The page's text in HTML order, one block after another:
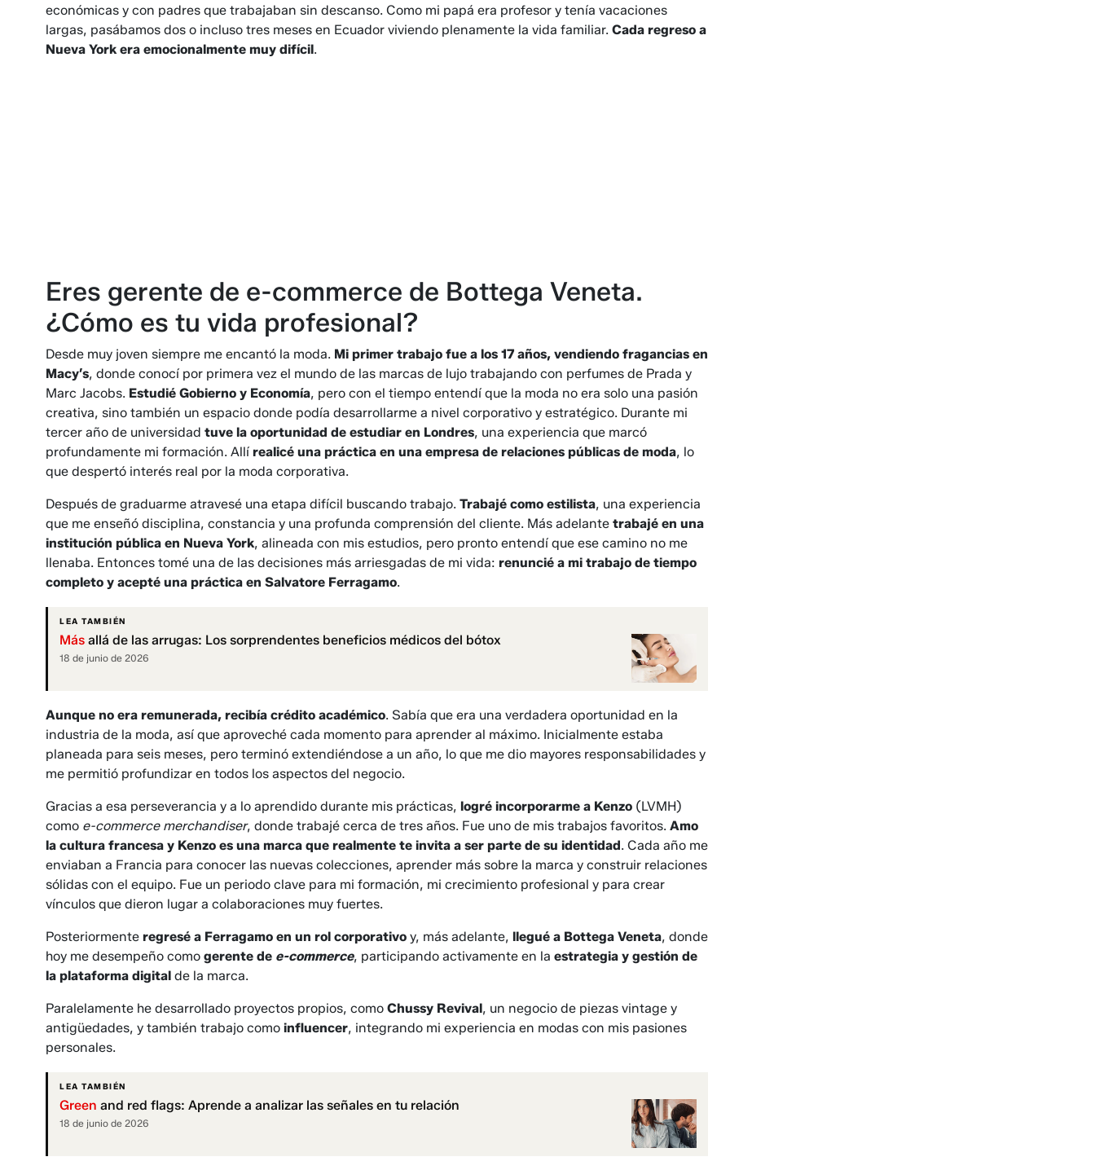
económicas y con padres que trabajaban sin descanso. Como mi papá era profesor y tenía vacaciones
largas, pasábamos dos o incluso tres meses en Ecuador viviendo plenamente la vida familiar. Cada regreso a
Nueva York era emocionalmente muy difícil.
Eres gerente de e-commerce de Bottega Veneta.
¿Cómo es tu vida profesional?
Desde muy joven siempre me encantó la moda. Mi primer trabajo fue a los 17 años, vendiendo fragancias en
Macy’s, donde conocí por primera vez el mundo de las marcas de lujo trabajando con perfumes de Prada y
Marc Jacobs. Estudié Gobierno y Economía, pero con el tiempo entendí que la moda no era solo una pasión
creativa, sino también un espacio donde podía desarrollarme a nivel corporativo y estratégico. Durante mi
tercer año de universidad tuve la oportunidad de estudiar en Londres, una experiencia que marcó
profundamente mi formación. Allí realicé una práctica en una empresa de relaciones públicas de moda, lo
que despertó interés real por la moda corporativa.
Después de graduarme atravesé una etapa difícil buscando trabajo. Trabajé como estilista, una experiencia
que me enseñó disciplina, constancia y una profunda comprensión del cliente. Más adelante trabajé en una
institución pública en Nueva York, alineada con mis estudios, pero pronto entendí que ese camino no me
llenaba. Entonces tomé una de las decisiones más arriesgadas de mi vida: renuncié a mi trabajo de tiempo
completo y acepté una práctica en Salvatore Ferragamo.
LEA TAMBIÉN
Más allá de las arrugas: Los sorprendentes beneficios médicos del bótox
18 de junio de 2026
Aunque no era remunerada, recibía crédito académico. Sabía que era una verdadera oportunidad en la
industria de la moda, así que aproveché cada momento para aprender al máximo. Inicialmente estaba
planeada para seis meses, pero terminó extendiéndose a un año, lo que me dio mayores responsabilidades y
me permitió profundizar en todos los aspectos del negocio.
Gracias a esa perseverancia y a lo aprendido durante mis prácticas, logré incorporarme a Kenzo (LVMH)
como e-commerce merchandiser, donde trabajé cerca de tres años. Fue uno de mis trabajos favoritos. Amo
la cultura francesa y Kenzo es una marca que realmente te invita a ser parte de su identidad. Cada año me
enviaban a Francia para conocer las nuevas colecciones, aprender más sobre la marca y construir relaciones
sólidas con el equipo. Fue un periodo clave para mi formación, mi crecimiento profesional y para crear
vínculos que dieron lugar a colaboraciones muy fuertes.
Posteriormente regresé a Ferragamo en un rol corporativo y, más adelante, llegué a Bottega Veneta, donde
hoy me desempeño como gerente de e-commerce, participando activamente en la estrategia y gestión de
la plataforma digital de la marca.
Paralelamente he desarrollado proyectos propios, como Chussy Revival, un negocio de piezas vintage y
antigüedades, y también trabajo como influencer, integrando mi experiencia en modas con mis pasiones
personales.
LEA TAMBIÉN
Green and red flags: Aprende a analizar las señales en tu relación
18 de junio de 2026